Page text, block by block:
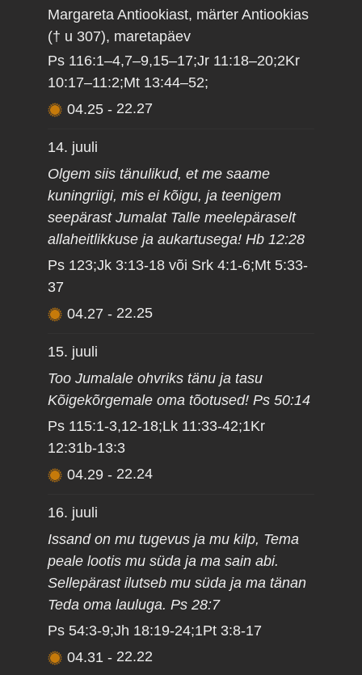
Margareta Antiookiast, märter Antiookias
(† u 307), maretapäev
Ps 116:1–4,7–9,15–17;Jr 11:18–20;2Kr
10:17–11:2;Mt 13:44–52;
04.25 - 22.27
14. juuli
Olgem siis tänulikud, et me saame
kuningriigi, mis ei kõigu, ja teenigem
seepärast Jumalat Talle meelepäraselt
allaheitlikkuse ja aukartusega! Hb 12:28
Ps 123;Jk 3:13-18 või Srk 4:1-6;Mt 5:33-
37
04.27 - 22.25
15. juuli
Too Jumalale ohvriks tänu ja tasu
Kõigekõrgemale oma tõotused! Ps 50:14
Ps 115:1-3,12-18;Lk 11:33-42;1Kr
12:31b-13:3
04.29 - 22.24
16. juuli
Issand on mu tugevus ja mu kilp, Tema
peale lootis mu süda ja ma sain abi.
Sellepärast ilutseb mu süda ja ma tänan
Teda oma lauluga. Ps 28:7
Ps 54:3-9;Jh 18:19-24;1Pt 3:8-17
04.31 - 22.22